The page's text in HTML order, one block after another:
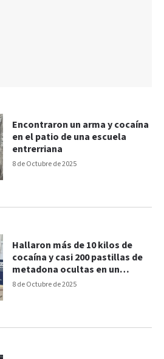
8 de Octubre de 2025
Encontraron un arma y cocaína
en el patio de una escuela
entrerriana
8 de Octubre de 2025
Hallaron más de 10 kilos de
cocaína y casi 200 pastillas de
metadona ocultas en un
camión